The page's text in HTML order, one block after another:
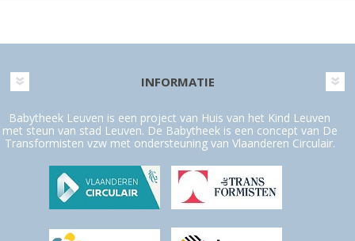
INFORMATIE
Babytheek Leuven is een project van Huis van het Kind Leuven
met steun van stad Leuven. De Babytheek is een concept van De
Transformisten vzw met ondersteuning van Vlaanderen Circulair.